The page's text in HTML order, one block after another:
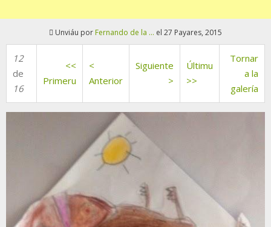
Unviáu por Fernando de la ... el 27 Payares, 2015
12
de
16
<<
Primeru
<
Anterior
Siguiente
>
Últimu
>>
Tornar
a la
galería